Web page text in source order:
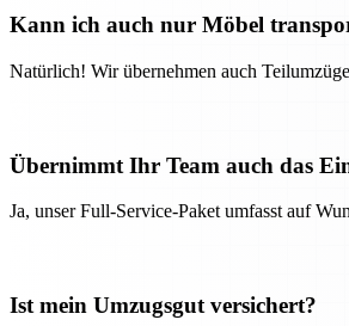
Kann ich auch nur Möbel
Natürlich! Wir übernehmen auch
Übernimmt Ihr Team auch das
Ja, unser Full-Service-Paket umfasst auf
Ist mein Umzugsgut versichert?